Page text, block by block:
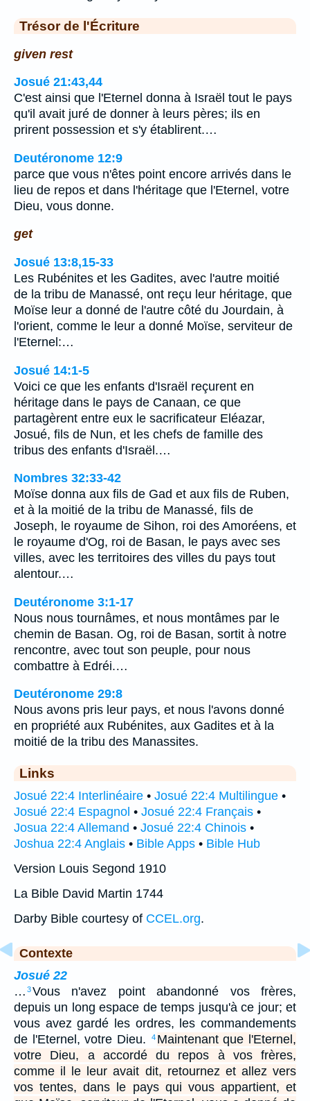
Trésor de l'Écriture
given rest
Josué 21:43,44
C'est ainsi que l'Eternel donna à Israël tout le pays
qu'il avait juré de donner à leurs pères; ils en
prirent possession et s'y établirent.…
Deutéronome 12:9
parce que vous n'êtes point encore arrivés dans le
lieu de repos et dans l'héritage que l'Eternel, votre
Dieu, vous donne.
get
Josué 13:8,15-33
Les Rubénites et les Gadites, avec l'autre moitié
de la tribu de Manassé, ont reçu leur héritage, que
Moïse leur a donné de l'autre côté du Jourdain, à
l'orient, comme le leur a donné Moïse, serviteur de
l'Eternel:…
Josué 14:1-5
Voici ce que les enfants d'Israël reçurent en
héritage dans le pays de Canaan, ce que
partagèrent entre eux le sacrificateur Eléazar,
Josué, fils de Nun, et les chefs de famille des
tribus des enfants d'Israël.…
Nombres 32:33-42
Moïse donna aux fils de Gad et aux fils de Ruben,
et à la moitié de la tribu de Manassé, fils de
Joseph, le royaume de Sihon, roi des Amoréens, et
le royaume d'Og, roi de Basan, le pays avec ses
villes, avec les territoires des villes du pays tout
alentour.…
Deutéronome 3:1-17
Nous nous tournâmes, et nous montâmes par le
chemin de Basan. Og, roi de Basan, sortit à notre
rencontre, avec tout son peuple, pour nous
combattre à Edréi.…
Deutéronome 29:8
Nous avons pris leur pays, et nous l'avons donné
en propriété aux Rubénites, aux Gadites et à la
moitié de la tribu des Manassites.
Links
Josué 22:4 Interlinéaire • Josué 22:4 Multilingue •
Josué 22:4 Espagnol • Josué 22:4 Français •
Josua 22:4 Allemand • Josué 22:4 Chinois •
Joshua 22:4 Anglais • Bible Apps • Bible Hub
Version Louis Segond 1910
La Bible David Martin 1744
Darby Bible courtesy of CCEL.org.
Contexte
Josué 22
… 3Vous n'avez point abandonné vos frères,
depuis un long espace de temps jusqu'à ce jour; et
vous avez gardé les ordres, les commandements
de l'Eternel, votre Dieu.
4 Maintenant que l'Eternel,
votre Dieu, a accordé du repos à vos frères,
comme il le leur avait dit, retournez et allez vers
vos tentes, dans le pays qui vous appartient, et